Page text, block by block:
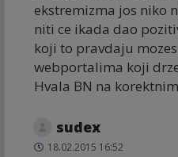
ekstremizma jos niko
niti ce ikada dao
koji to pravdaju
webportalima koji
Hvala BN na
sudex
18.02.2015 16:52